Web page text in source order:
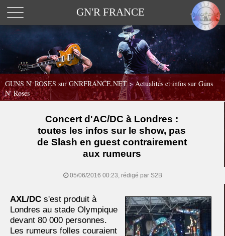
GN'R FRANCE
GUNS N' ROSES sur GNRFRANCE.NET>Actualités et infos sur Guns
N' Roses
Concert d'AC/DC à Londres :
toutes les infos sur le show, pas
de Slash en guest contrairement
aux rumeurs
05/06/2016 00:23, rédigé par S2B
AXL/DC s'est produit à
Londres au stade Olympique
devant 80 000 personnes.
Les rumeurs folles couraient